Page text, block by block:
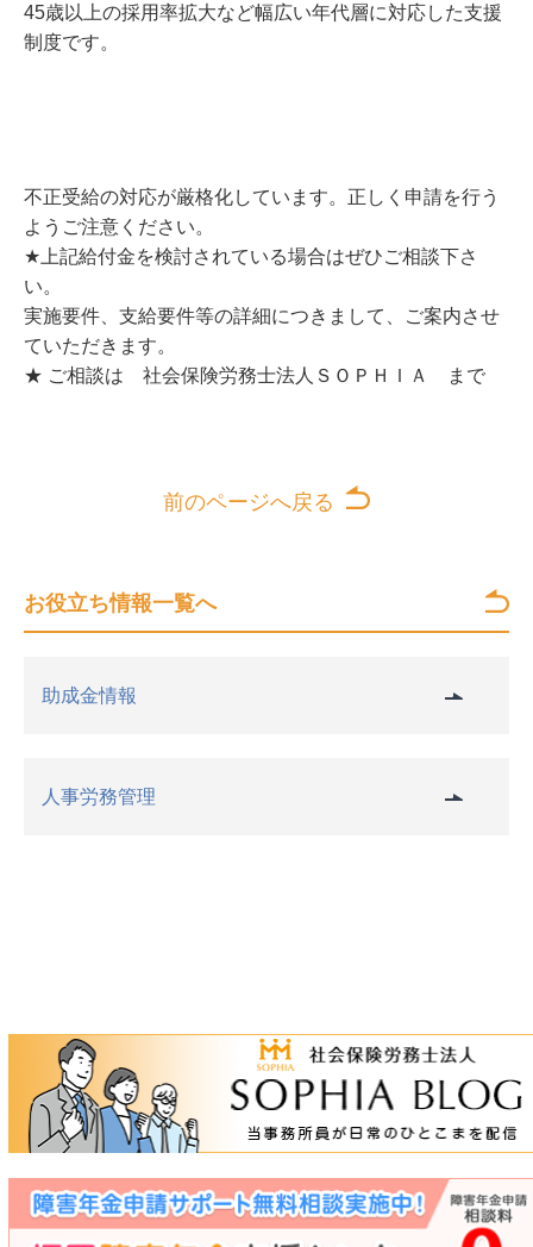
45歳以上の採用率拡大など幅広い年代層に対応した支援
制度です。
不正受給の対応が厳格化しています。正しく申請を行う
ようご注意ください。
★上記給付金を検討されている場合はぜひご相談下さ
い。
実施要件、支給要件等の詳細につきまして、ご案内させ
ていただきます。
★ ご相談は 社会保険労務士法人ＳＯＰＨＩＡ まで
前のページへ戻る
お役立ち情報一覧へ
助成金情報
人事労務管理